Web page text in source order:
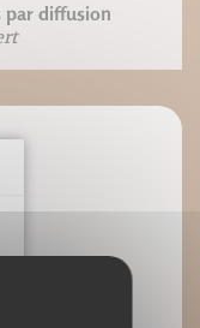
par diffusion